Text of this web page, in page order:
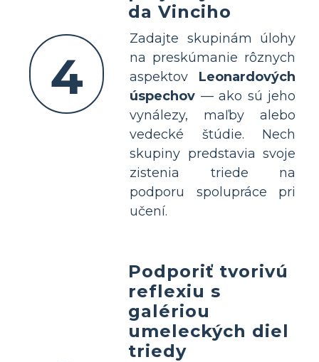
4
da Vinciho
Zadajte skupinám úlohy
na preskúmanie rôznych
aspektov Leonardových
úspechov — ako sú jeho
vynálezy, maľby alebo
vedecké štúdie. Nech
skupiny predstavia svoje
zistenia triede na
podporu spolupráce pri
učení.
Podporiť tvorivú
reflexiu s
galériou
umeleckých diel
triedy